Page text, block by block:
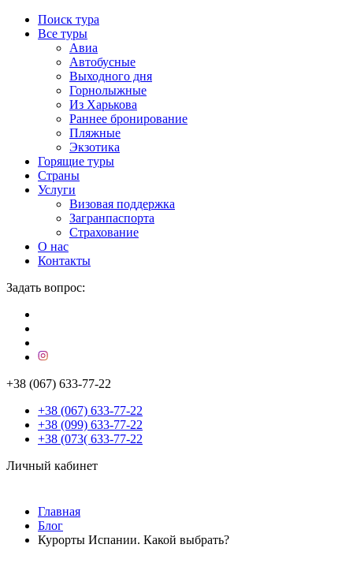
Поиск тура
Все туры
Авиа
Автобусные
Выходного дня
Горнолыжные
Из Харькова
Раннее бронирование
Пляжные
Экзотика
Горящие туры
Страны
Услуги
Визовая поддержка
Загранпаспорта
Страхование
О нас
Контакты
Задать вопрос:
+38 (067) 633-77-22
+38 (067) 633-77-22
+38 (099) 633-77-22
+38 (073( 633-77-22
Личный кабинет
Главная
Блог
Курорты Испании. Какой выбрать?